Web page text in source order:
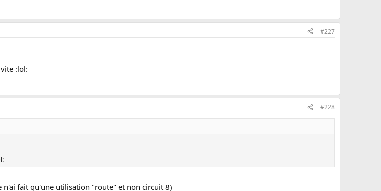
#227
:lol:
#228
n'ai fait qu'une utilisation "route" et non circuit 8)